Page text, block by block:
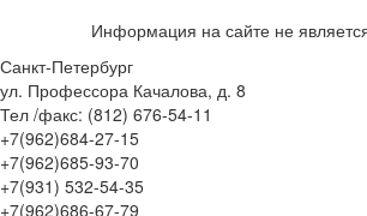
Информация на сайте не
Санкт-Петербург
ул. Профессора Качалова, д. 8
Тел /факс: (812) 676-54-11
+7(962)684-27-15
+7(962)685-93-70
+7(931) 532-54-35
+7(962)686-67-79